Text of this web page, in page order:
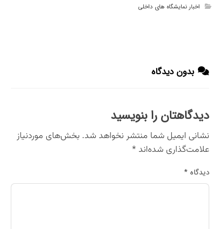
اخبار نمایشگاه های داخلی
بدون دیدگاه
دیدگاهتان را بنویسید
نشانی ایمیل شما منتشر نخواهد شد. بخش‌های موردنیاز
علامت‌گذاری شده‌اند*
دیدگاه*